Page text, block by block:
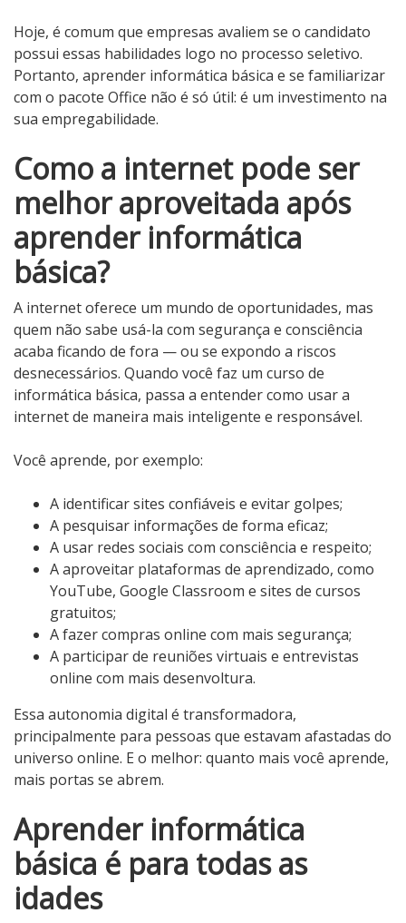
Hoje, é comum que empresas avaliem se o candidato
possui essas habilidades logo no processo seletivo.
Portanto, aprender informática básica e se familiarizar
com o pacote Office não é só útil: é um investimento na
sua empregabilidade.
Como a internet pode ser
melhor aproveitada após
aprender informática
básica?
A internet oferece um mundo de oportunidades, mas
quem não sabe usá-la com segurança e consciência
acaba ficando de fora — ou se expondo a riscos
desnecessários. Quando você faz um curso de
informática básica, passa a entender como usar a
internet de maneira mais inteligente e responsável.
Você aprende, por exemplo:
A identificar sites confiáveis e evitar golpes;
A pesquisar informações de forma eficaz;
A usar redes sociais com consciência e respeito;
A aproveitar plataformas de aprendizado, como
YouTube, Google Classroom e sites de cursos
gratuitos;
A fazer compras online com mais segurança;
A participar de reuniões virtuais e entrevistas
online com mais desenvoltura.
Essa autonomia digital é transformadora,
principalmente para pessoas que estavam afastadas do
universo online. E o melhor: quanto mais você aprende,
mais portas se abrem.
Aprender informática
básica é para todas as
idades